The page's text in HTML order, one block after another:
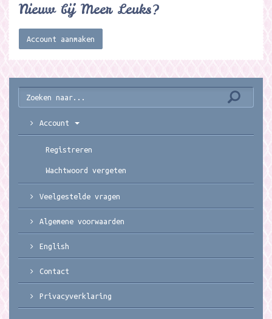
Nieuw bij Meer Leuks?
Account aanmaken
Account
Registreren
Wachtwoord vergeten
Veelgestelde vragen
Algemene voorwaarden
English
Contact
Privacyverklaring